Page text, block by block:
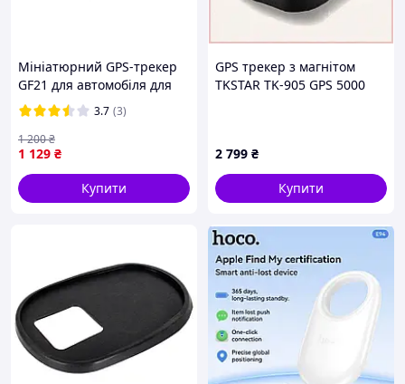
Мініатюрний GPS-трекер
GF21 для автомобіля для
захисту речей від втрати
WIFI LBS GPS 2G
3.7 (3)
1 129 ₴
1 200₴
Купити
GPS трекер з магнітом
TKSTAR TK-905 GPS 5000
2 799 ₴
Купити